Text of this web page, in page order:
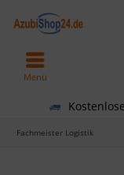
Menü
Fachmeister Logistik